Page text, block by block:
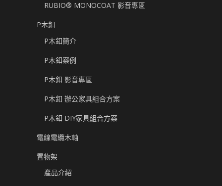
RUBIO® MONOCOAT 影音專區
P木釦
P木釦簡介
P木釦案例
P木釦 影音專區
P木釦 辦公家具組合方案
P木釦 DIY家具組合方案
電線電纜木軸
置物架
產品介紹